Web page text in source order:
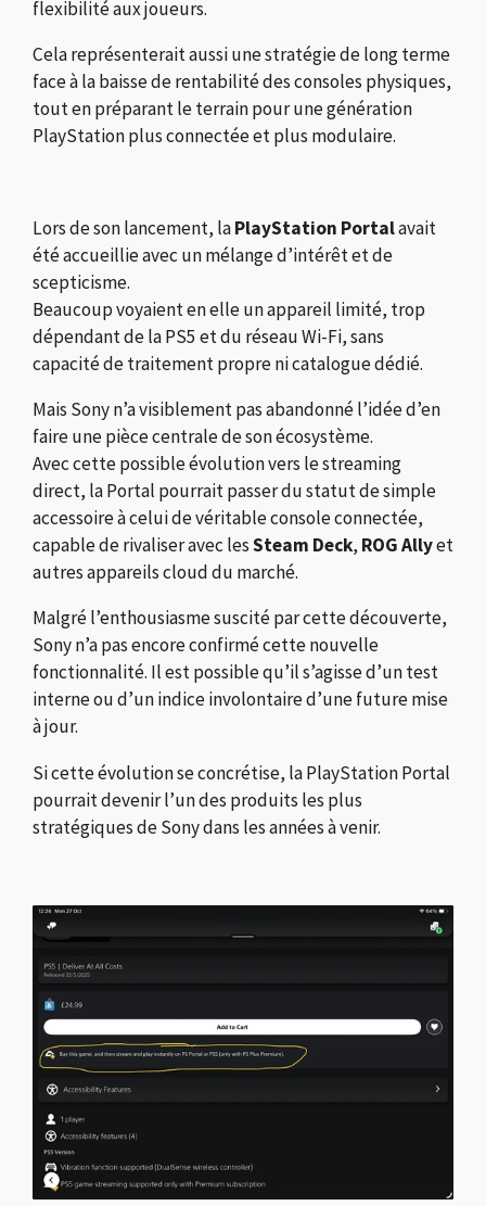
flexibilité aux joueurs.
Cela représenterait aussi une stratégie de long terme
face à la baisse de rentabilité des consoles physiques,
tout en préparant le terrain pour une génération
PlayStation plus connectée et plus modulaire.
Lors de son lancement, laPlayStation Portalavait
été accueillie avec un mélange d’intérêt et de
scepticisme.
Beaucoup voyaient en elle un appareil limité, trop
dépendant de la PS5 et du réseau Wi-Fi, sans
capacité de traitement propre ni catalogue dédié.
Mais Sony n’a visiblement pas abandonné l’idée d’en
faire une pièce centrale de son écosystème.
Avec cette possible évolution vers le streaming
direct, la Portal pourrait passer du statut de simple
accessoire à celui de véritable console connectée,
capable de rivaliser avec lesSteam Deck, ROG Allyet
autres appareils cloud du marché.
Malgré l’enthousiasme suscité par cette découverte,
Sony n’a pas encore confirmé cette nouvelle
fonctionnalité. Il est possible qu’il s’agisse d’un test
interne ou d’un indice involontaire d’une future mise
à jour.
Si cette évolution se concrétise, la PlayStation Portal
pourrait devenir l’un des produits les plus
stratégiques de Sony dans les années à venir.